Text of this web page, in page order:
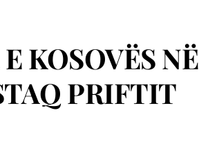
KOSOVËS NË
PRIFTIT